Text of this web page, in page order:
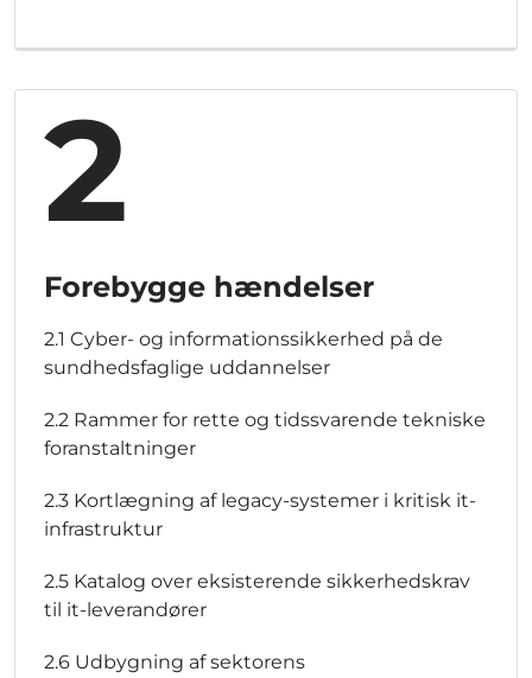
2
Forebygge hændelser
2.1 Cyber- og informationssikkerhed på de
sundhedsfaglige uddannelser
2.2 Rammer for rette og tidssvarende tekniske
foranstaltninger
2.3 Kortlægning af legacy-systemer i kritisk it-
infrastruktur
2.5 Katalog over eksisterende sikkerhedskrav
til it-leverandører
2.6 Udbygning af sektorens